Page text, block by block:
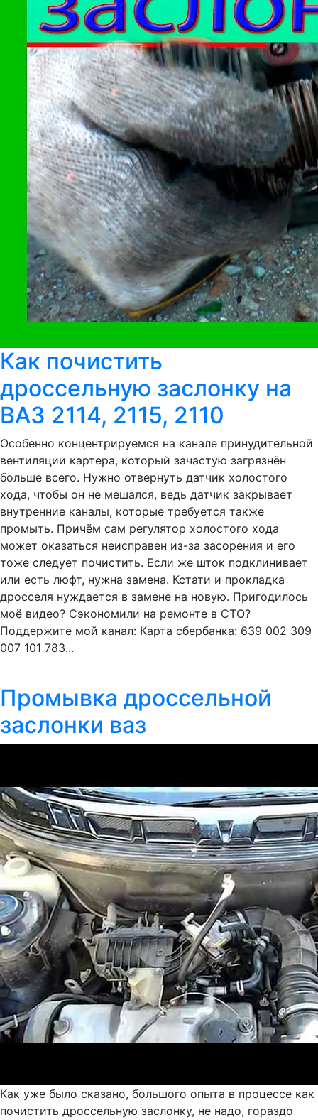
Как почистить
дроссельную заслонку на
ВАЗ 2114, 2115, 2110
Особенно концентрируемся на канале принудительной
вентиляции картера, который зачастую загрязнён
больше всего. Нужно отвернуть датчик холостого
хода, чтобы он не мешался, ведь датчик закрывает
внутренние каналы, которые требуется также
промыть. Причём сам регулятор холостого хода
может оказаться неисправен из-за засорения и его
тоже следует почистить. Если же шток подклинивает
или есть люфт, нужна замена. Кстати и прокладка
дросселя нуждается в замене на новую. Пригодилось
моё видео? Сэкономили на ремонте в СТО?
Поддержите мой канал: Карта сбербанка: 639 002 309
007 101 783...
Промывка дроссельной
заслонки ваз
Как уже было сказано, большого опыта в процессе как
почистить дроссельную заслонку, не надо, гораздо